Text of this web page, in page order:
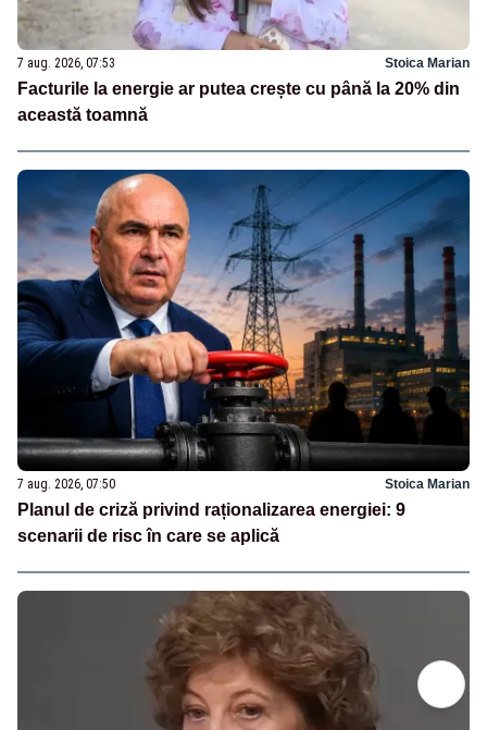
7 aug. 2026, 07:53 Stoica Marian
Facturile la energie ar putea crește cu până la 20% din
această toamnă
7 aug. 2026, 07:50 Stoica Marian
Planul de criză privind raționalizarea energiei: 9
scenarii de risc în care se aplică